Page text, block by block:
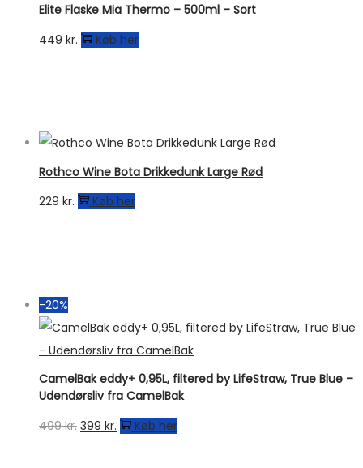
Elite Flaske Mia Thermo – 500ml – Sort
449 kr. Køb her
Rothco Wine Bota Drikkedunk Large Rød
229 kr. Køb her
-20%
CamelBak eddy+ 0,95L, filtered by LifeStraw, True Blue –
Udendørsliv fra CamelBak
499kr. Den
399 kr. DenKøb her